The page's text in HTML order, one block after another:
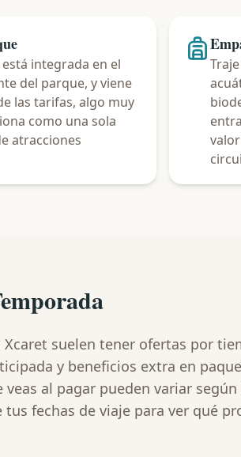
integrada en el
del parque, y viene
las tarifas, algo muy
como una sola
atracciones
Xcaret suelen tener ofertas por
y beneficios extra en
al pagar pueden variar
tus fechas de viaje para ver qué